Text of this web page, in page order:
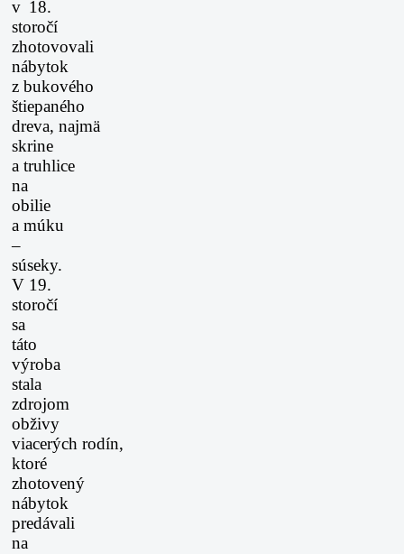
v 18.
storočí
zhotovovali
nábytok
z bukového
štiepaného
dreva, najmä
skrine
a truhlice
na
obilie
a múku
–
súseky.
V 19.
storočí
sa
táto
výroba
stala
zdrojom
obživy
viacerých rodín,
ktoré
zhotovený
nábytok
predávali
na